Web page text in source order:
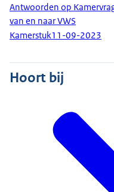
Antwoorden op
van en naar VWS
Kamerstuk11-09-2023
Hoort bij